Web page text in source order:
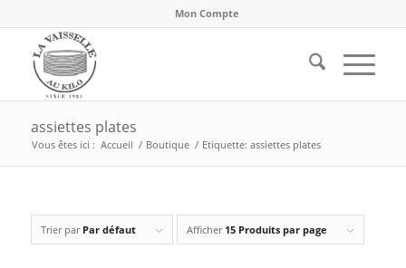
Mon Compte
assiettes plates
Vous êtes ici : Accueil / Boutique / Etiquette: assiettes plates
Trier par Par défaut Afficher 15 Produits par page